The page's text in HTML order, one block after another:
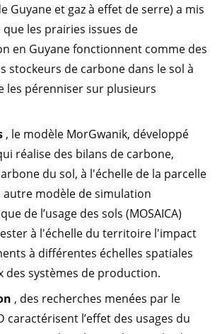
Guyane et gaz à effet de serre) a mis
que les prairies issues de
en Guyane fonctionnent comme des
stockeurs de carbone dans le sol à
les pérenniser sur plusieurs
, le modèle MorGwanik, développé
réalise des bilans de carbone,
du sol, à l'échelle de la parcelle
autre modèle de simulation
de l’usage des sols (MOSAICA)
à l'échelle du territoire l'impact
à différentes échelles spatiales
des systèmes de production.
, des recherches menées par le
caractérisent l’effet des usages du